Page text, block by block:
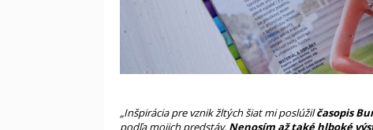
„Inšpirácia pre vznik žltých šiat mi poslúžilčasopis
podľa mojich predstáv. Nenosím až také hlboké